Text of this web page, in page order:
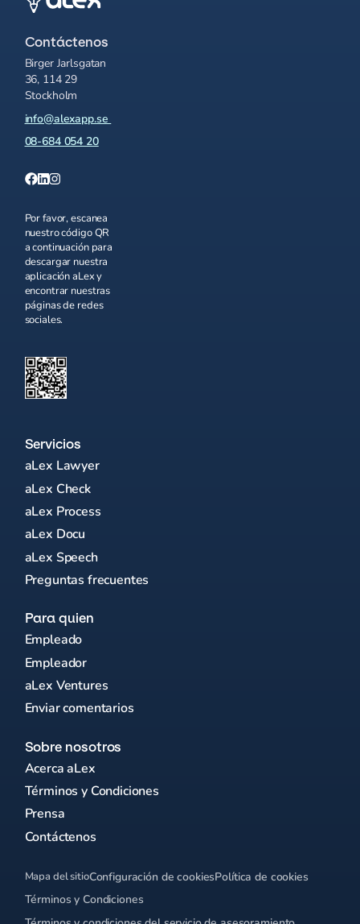
Contáctenos
Birger Jarlsgatan
36, 114 29
Stockholm
info@alexapp.se
08-684 054 20
Por favor, escanea
nuestro código QR
a continuación para
descargar nuestra
aplicación aLex y
encontrar nuestras
páginas de redes
sociales.
Servicios
aLex Lawyer
aLex Check
aLex Process
aLex Docu
aLex Speech
Preguntas frecuentes
Para quien
Empleado
Empleador
aLex Ventures
Enviar comentarios
Sobre nosotros
Acerca aLex
Términos y Condiciones
Prensa
Contáctenos
Mapa del sitioConfiguración de cookiesPolítica de cookies
Términos y Condiciones